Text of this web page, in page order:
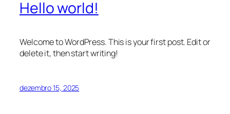
Hello world!
Welcome to WordPress. This is your first post. Edit or
delete it, then start writing!
dezembro 15, 2025